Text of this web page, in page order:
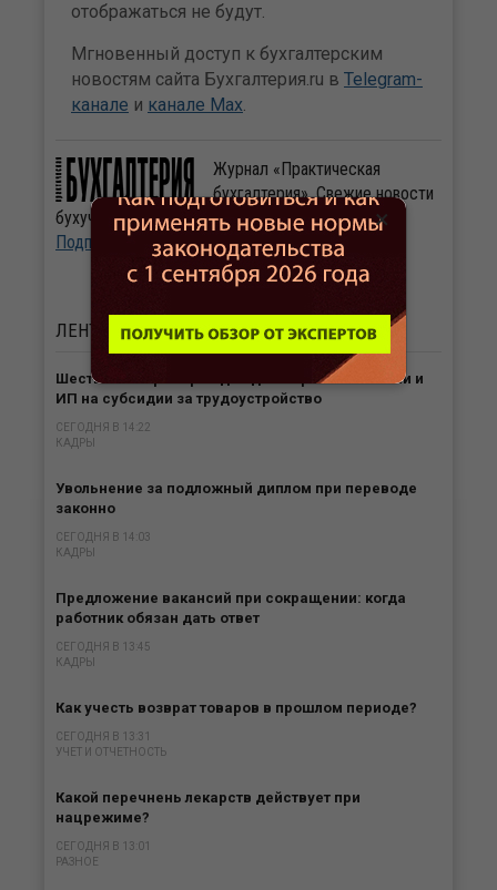
отображаться не будут.
Мгновенный доступ к бухгалтерским
новостям сайта Бухгалтерия.ru в Telegram-
канале и канале Max.
Журнал «Практическая
бухгалтерия». Свежие новости
бухучета и налогообложения ежедневно.
Подписаться
ЛЕНТА НОВОСТЕЙ
Шесть категорий граждан дают право компании и
ИП на субсидии за трудоустройство
СЕГОДНЯ В 14:22
КАДРЫ
Увольнение за подложный диплом при переводе
законно
СЕГОДНЯ В 14:03
КАДРЫ
Предложение вакансий при сокращении: когда
работник обязан дать ответ
СЕГОДНЯ В 13:45
КАДРЫ
Как учесть возврат товаров в прошлом периоде?
СЕГОДНЯ В 13:31
УЧЕТ И ОТЧЕТНОСТЬ
Какой перечнень лекарств действует при
нацрежиме?
СЕГОДНЯ В 13:01
РАЗНОЕ
×